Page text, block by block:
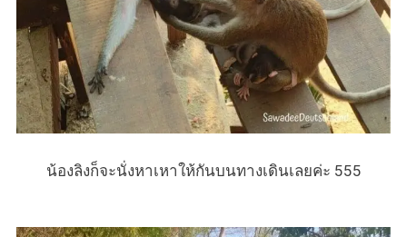
น้องลิงก็จะนั่งหาเหาให้กันบนทางเดินเลยค่ะ 555